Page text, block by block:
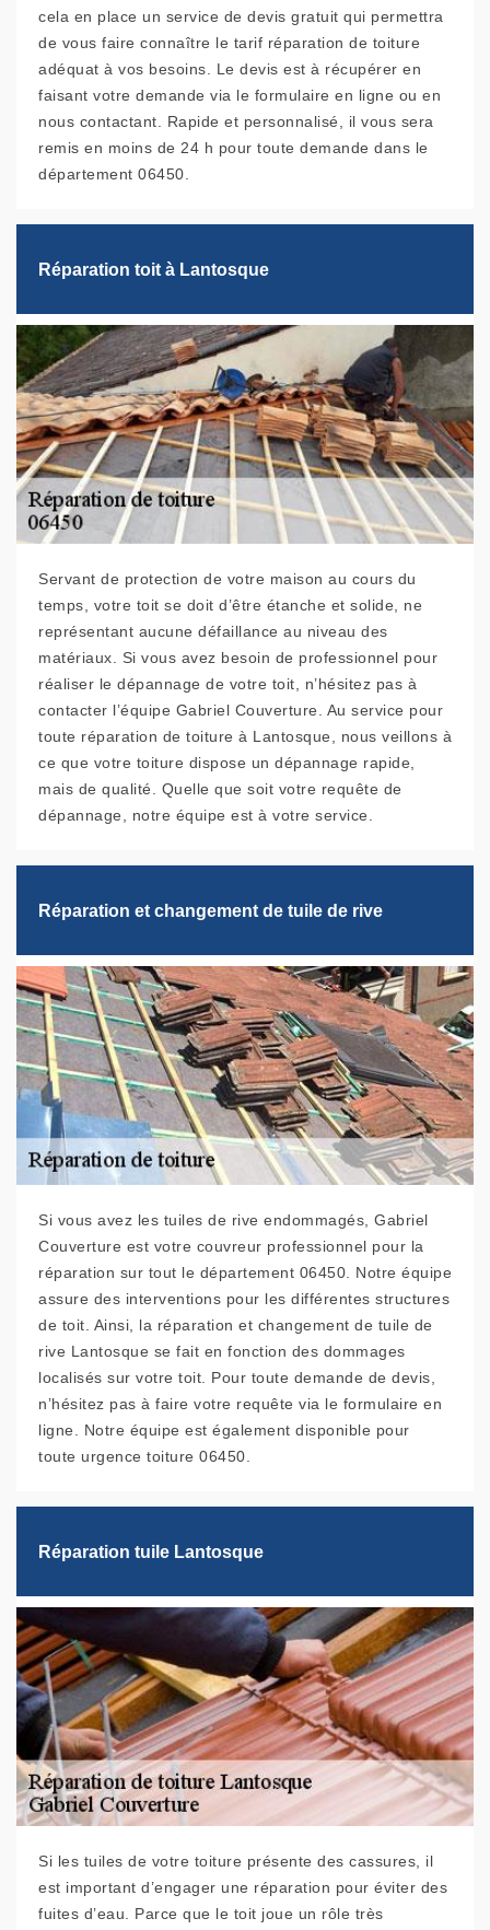
cela en place un service de devis gratuit qui permettra
de vous faire connaître le tarif réparation de toiture
adéquat à vos besoins. Le devis est à récupérer en
faisant votre demande via le formulaire en ligne ou en
nous contactant. Rapide et personnalisé, il vous sera
remis en moins de 24 h pour toute demande dans le
département 06450.
Réparation toit à Lantosque
Servant de protection de votre maison au cours du
temps, votre toit se doit d’être étanche et solide, ne
représentant aucune défaillance au niveau des
matériaux. Si vous avez besoin de professionnel pour
réaliser le dépannage de votre toit, n’hésitez pas à
contacter l’équipe Gabriel Couverture. Au service pour
toute réparation de toiture à Lantosque, nous veillons à
ce que votre toiture dispose un dépannage rapide,
mais de qualité. Quelle que soit votre requête de
dépannage, notre équipe est à votre service.
Réparation et changement de tuile de rive
Si vous avez les tuiles de rive endommagés, Gabriel
Couverture est votre couvreur professionnel pour la
réparation sur tout le département 06450. Notre équipe
assure des interventions pour les différentes structures
de toit. Ainsi, la réparation et changement de tuile de
rive Lantosque se fait en fonction des dommages
localisés sur votre toit. Pour toute demande de devis,
n’hésitez pas à faire votre requête via le formulaire en
ligne. Notre équipe est également disponible pour
toute urgence toiture 06450.
Réparation tuile Lantosque
Si les tuiles de votre toiture présente des cassures, il
est important d’engager une réparation pour éviter des
fuites d’eau. Parce que le toit joue un rôle très